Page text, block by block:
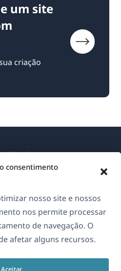
consentimento
nosso site e nossos
nos permite processar
de navegação. O
afetar alguns recursos.
Aceitar
um site
criação
de Privacidade
nossa equipe(abre
em
em
(abre
em